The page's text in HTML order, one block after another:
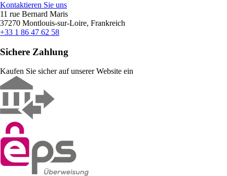
Kontaktieren Sie uns
11 rue Bernard Maris
37270 Montlouis-sur-Loire, Frankreich
+33 1 86 47 62 58
Sichere Zahlung
Kaufen Sie sicher auf unserer Website ein